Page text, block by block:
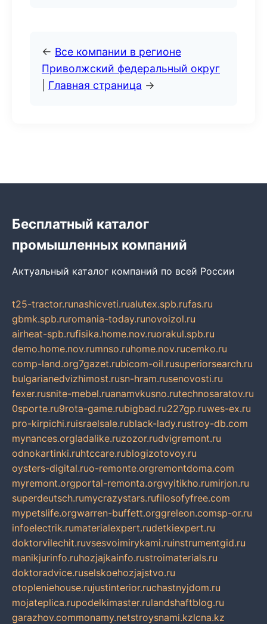
← Все компании в регионе
Приволжский федеральный округ
Главная страница →
Бесплатный каталог
промышленных компаний
Актуальный каталог компаний по всей России
t25-tractor.runashicveti.rualutex.spb.rufas.ru
gbmk.spb.ruromania-today.runovoizol.ru
airheat-spb.rufisika.home.nov.ruorakul.spb.ru
demo.home.nov.rumnso.ruhome.nov.rucemko.ru
comp-land.org7gazet.rubicom-oil.rusuperiorsearch.ru
bulgarianedvizhimost.rusn-hram.rusenovosti.ru
fexer.rusnite-mebel.ruanamvkusno.rutechnosaratov.ru
0sporte.ru9rota-game.rubigbad.ru227gp.ruwes-ex.ru
pro-kirpichi.ruisraelsale.rublack-lady.rustroy-db.com
mynances.orgladalike.ruzozor.rudvigremont.ru
odnokartinki.ruhtccare.rublogizotovoy.ru
oysters-digital.ruo-remonte.orgremontdoma.com
myremont.orgportal-remonta.orgvyitikho.rumirjon.ru
superdeutsch.rumycrazystars.rufilosofyfree.com
mypetslife.orgwarren-buffett.orggreleon.comsp-or.ru
infoelectrik.rumaterialexpert.rudetkiexpert.ru
doktorvilechit.ruvsesvoimirykami.ruinstrumentgid.ru
manikjurinfo.ruhozjajkainfo.rustroimaterials.ru
doktoradvice.ruselskoehozjajstvo.ru
otopleniehouse.rujustinterior.ruchastnyjdom.ru
mojateplica.rupodelkimaster.rulandshaftblog.ru
garazhov.commonamy.netstroysnami.kzlcna.kz